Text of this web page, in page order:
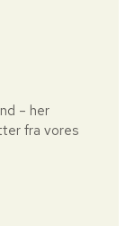
– her
fra vores